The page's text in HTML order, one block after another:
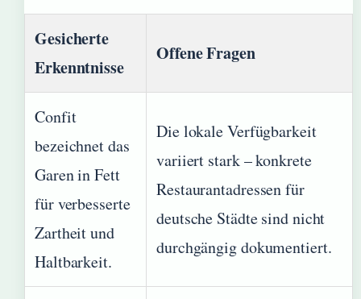
Gesicherte
Erkenntnisse
Offene Fragen
Confit
bezeichnet das
Garen in Fett
für verbesserte
Zartheit und
Haltbarkeit.
Die lokale Verfügbarkeit
variiert stark – konkrete
Restaurantadressen für
deutsche Städte sind nicht
durchgängig dokumentiert.